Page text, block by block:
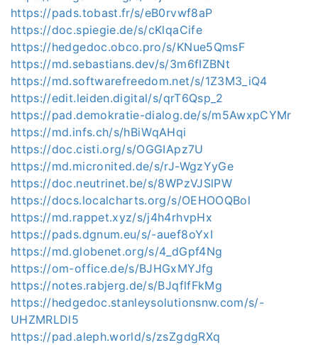
https://pads.tobast.fr/s/eB0rvwf8aP
https://doc.spiegie.de/s/cKlqaCife
https://hedgedoc.obco.pro/s/KNue5QmsF
https://md.sebastians.dev/s/3m6fIZBNt
https://md.softwarefreedom.net/s/1Z3M3_iQ4
https://edit.leiden.digital/s/qrT6Qsp_2
https://pad.demokratie-dialog.de/s/m5AwxpCYMr
https://md.infs.ch/s/hBiWqAHqi
https://doc.cisti.org/s/OGGIApz7U
https://md.micronited.de/s/rJ-WgzYyGe
https://doc.neutrinet.be/s/8WPzVJSlPW
https://docs.localcharts.org/s/OEHOOQBol
https://md.rappet.xyz/s/j4h4rhvpHx
https://pads.dgnum.eu/s/-auef8oYxI
https://md.globenet.org/s/4_dGpf4Ng
https://om-office.de/s/BJHGxMYJfg
https://notes.rabjerg.de/s/BJqflfFkMg
https://hedgedoc.stanleysolutionsnw.com/s/-
UHZMRLDl5
https://pad.aleph.world/s/zsZgdgRXq